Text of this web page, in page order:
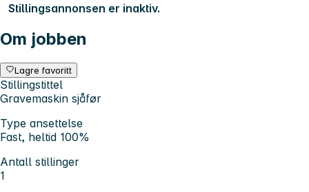
Stillingsannonsen er inaktiv.
Om jobben
Lagre favoritt
Stillingstittel
Gravemaskin sjåfør
Type ansettelse
Fast, heltid 100%
Antall stillinger
1